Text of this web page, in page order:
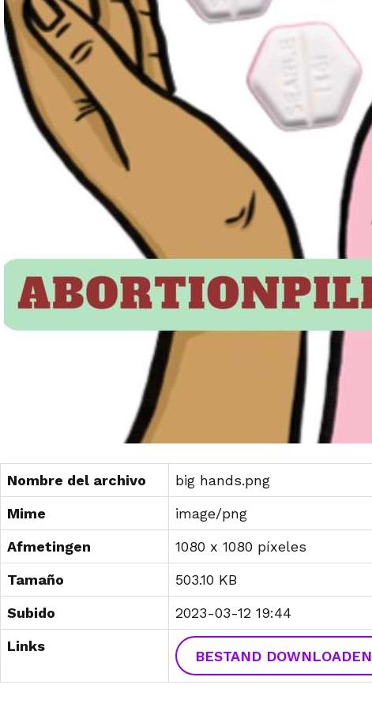
Nombre del archivo
big hands.png
Mime
image/png
Afmetingen
1080 x 1080 píxeles
Tamaño
503.10 KB
Subido
2023-03-12 19:44
Links
BESTAND DOWNLOADEN